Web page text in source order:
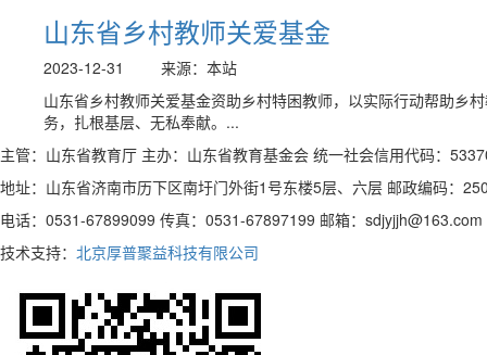
山东省乡村教师关爱基金
2023-12-31
来源：本站
山东省乡村教师关爱基金资助乡村特困教师，以实际行动帮助乡
务，扎根基层、无私奉献。...
主管：山东省教育厅 主办：山东省教育基金会 统一社会信用代码：
地址：山东省济南市历下区南圩门外街1号东楼5层、六层 邮政编码：
电话：0531-67899099 传真：0531-67897199 邮箱：sdjyjjh@163.com
技术支持： 北京厚普聚益科技有限公司